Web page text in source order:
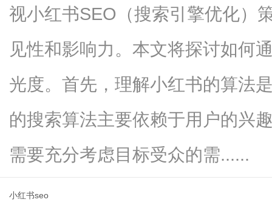
视小红书SEO（搜索引擎优化）
见性和影响力。本文将探讨如何
光度。首先，理解小红书的算法
的搜索算法主要依赖于用户的兴
需要充分考虑目标受众的需......
小红书seo